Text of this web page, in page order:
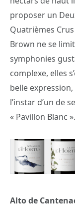
proposer un
Quatrièmes
Brown ne se
symphonies
complexe, elles
belle
l’instar d’un de
« Pavillon Blanc
Alto de